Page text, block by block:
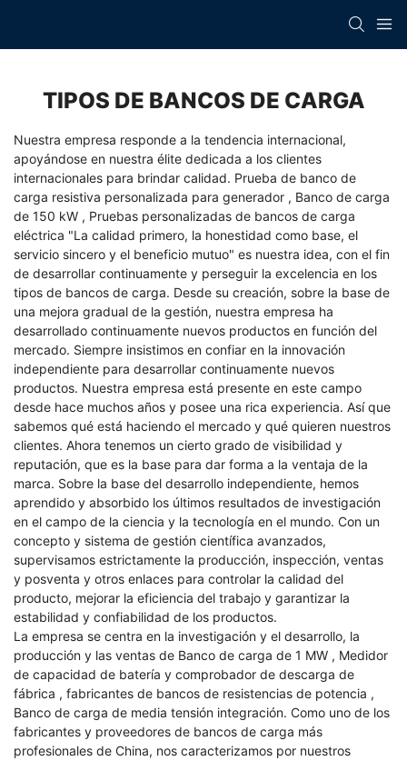
TIPOS DE BANCOS DE CARGA
Nuestra empresa responde a la tendencia internacional,
apoyándose en nuestra élite dedicada a los clientes
internacionales para brindar calidad. Prueba de banco de
carga resistiva personalizada para generador , Banco de carga
de 150 kW , Pruebas personalizadas de bancos de carga
eléctrica "La calidad primero, la honestidad como base, el
servicio sincero y el beneficio mutuo" es nuestra idea, con el fin
de desarrollar continuamente y perseguir la excelencia en los
tipos de bancos de carga. Desde su creación, sobre la base de
una mejora gradual de la gestión, nuestra empresa ha
desarrollado continuamente nuevos productos en función del
mercado. Siempre insistimos en confiar en la innovación
independiente para desarrollar continuamente nuevos
productos. Nuestra empresa está presente en este campo
desde hace muchos años y posee una rica experiencia. Así que
sabemos qué está haciendo el mercado y qué quieren nuestros
clientes. Ahora tenemos un cierto grado de visibilidad y
reputación, que es la base para dar forma a la ventaja de la
marca. Sobre la base del desarrollo independiente, hemos
aprendido y absorbido los últimos resultados de investigación
en el campo de la ciencia y la tecnología en el mundo. Con un
concepto y sistema de gestión científica avanzados,
supervisamos estrictamente la producción, inspección, ventas
y posventa y otros enlaces para controlar la calidad del
producto, mejorar la eficiencia del trabajo y garantizar la
estabilidad y confiabilidad de los productos.
La empresa se centra en la investigación y el desarrollo, la
producción y las ventas de Banco de carga de 1 MW , Medidor
de capacidad de batería y comprobador de descarga de
fábrica , fabricantes de bancos de resistencias de potencia ,
Banco de carga de media tensión integración. Como uno de los
fabricantes y proveedores de bancos de carga más
profesionales de China, nos caracterizamos por nuestros